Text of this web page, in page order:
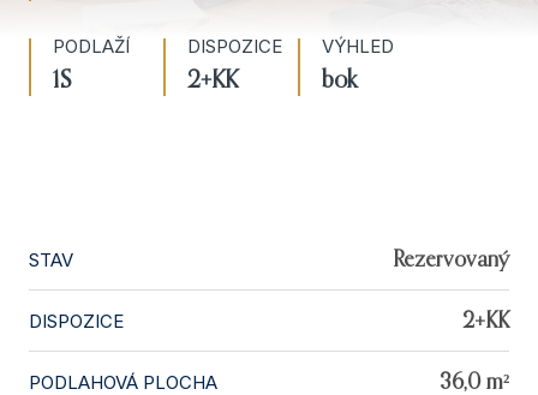
KONTAKT
PODLAŽÍ
1S
DISPOZICE
2+KK
VÝHLED
bok
STAV Rezervovaný
DISPOZICE 2+KK
PODLAHOVÁ PLOCHA 36,0 m²